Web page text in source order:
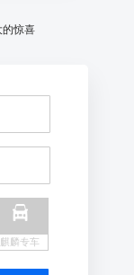
的惊喜
麒麟专车